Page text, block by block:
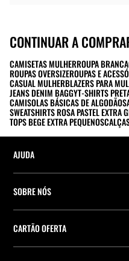
CONTINUAR A
CAMISETAS MULHERROUPA BRANCA
ROUPAS OVERSIZEROUPAS E
CASUAL MULHERBLAZERS PARA
JEANS DENIM BAGGYT-SHIRTS
CAMISOLAS BÁSICAS DE ALGODÃO
SWEATSHIRTS ROSA PASTEL EXTRA
TOPS BEGE EXTRA PEQUENOS
AJUDA
Localiza a tua encomenda
Localizador de pontos de entrega
SOBRE NÓS
Empresa
CARTÃO OFERTA